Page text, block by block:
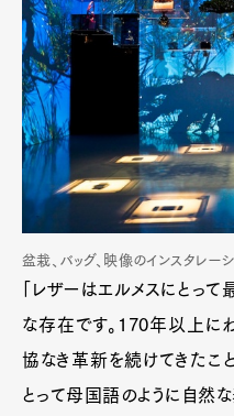
盆栽、バッグ、映像のインスタレーシ
「レザーはエルメスにとっ
な存在です。170年以上に
協なき革新を続けてきたこ
とって母国語のように自然